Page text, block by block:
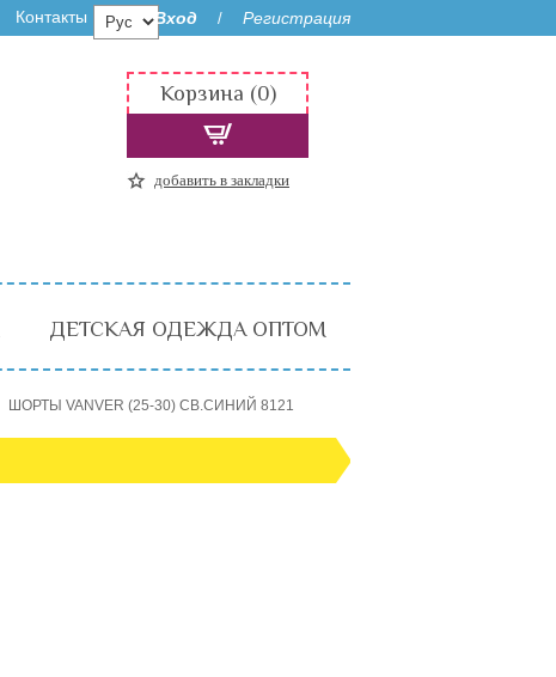
Контакты Вход / Регистрация
Корзина (0)
добавить в закладки
ДЕТСКАЯ ОДЕЖДА ОПТОМ
ШОРТЫ VANVER (25-30) СВ.СИНИЙ 8121